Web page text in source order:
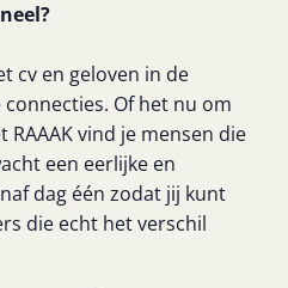
cv en geloven in de
Of het nu om
vind je mensen die
een eerlijke en
dag één zodat jij kunt
die echt het verschil